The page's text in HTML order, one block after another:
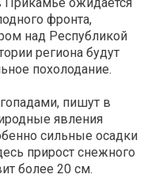
Прикамье ожидается
фронта,
над Республикой
региона будут
похолодание.
пишут в
явления
сильные осадки
прирост снежного
более 20 см.